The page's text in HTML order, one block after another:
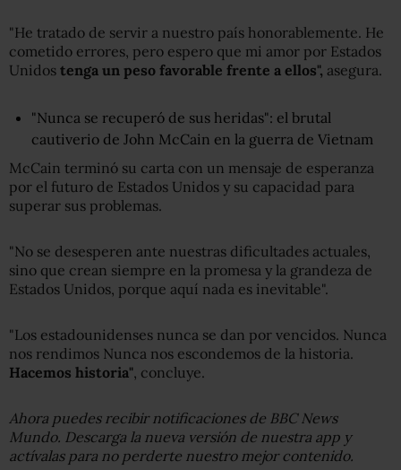
"He tratado de servir a nuestro país honorablemente. He
cometido errores, pero espero que mi amor por Estados
Unidos tenga un peso favorable frente a ellos", asegura.
"Nunca se recuperó de sus heridas": el brutal
cautiverio de John McCain en la guerra de Vietnam
McCain terminó su carta con un mensaje de esperanza
por el futuro de Estados Unidos y su capacidad para
superar sus problemas.
"No se desesperen ante nuestras dificultades actuales,
sino que crean siempre en la promesa y la grandeza de
Estados Unidos, porque aquí nada es inevitable".
"Los estadounidenses nunca se dan por vencidos. Nunca
nos rendimos Nunca nos escondemos de la historia.
Hacemos historia", concluye.
Ahora puedes recibir notificaciones de BBC News
Mundo. Descarga la nueva versión de nuestra app y
actívalas para no perderte nuestro mejor contenido.